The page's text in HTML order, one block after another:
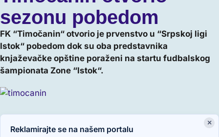
sezonu pobedom
FK “Timočanin“ otvorio je prvenstvo u “Srpskoj ligi
Istok“ pobedom dok su oba predstavnika
knjaževačke opštine poraženi na startu fudbalskog
šampionata Zone “Istok“.
×
Reklamirajte se na našem portalu